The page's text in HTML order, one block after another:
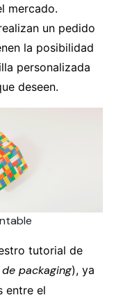
mercado.
un pedido
la posibilidad
personalizada
deseen.
tutorial de
packaging), ya
entre el